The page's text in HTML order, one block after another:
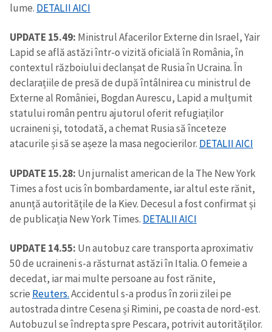
lume. DETALII AICI
UPDATE 15.49: Ministrul Afacerilor Externe din Israel, Yair
Lapid se află astăzi într-o vizită oficială în România, în
contextul războiului declanșat de Rusia în Ucraina. În
declarațiile de presă de după întâlnirea cu ministrul de
Externe al României, Bogdan Aurescu, Lapid a mulțumit
statului român pentru ajutorul oferit refugiaților
ucraineni și, totodată, a chemat Rusia să înceteze
atacurile și să se așeze la masa negocierilor. DETALII AICI
UPDATE 15.28: Un jurnalist american de la The New York
Times a fost ucis în bombardamente, iar altul este rănit,
anunță autoritățile de la Kiev. Decesul a fost confirmat și
de publicația New York Times. DETALII AICI
UPDATE 14.55: Un autobuz care transporta aproximativ
50 de ucraineni s-a răsturnat astăzi în Italia. O femeie a
decedat, iar mai multe persoane au fost rănite,
scrie Reuters.Accidentul s-a produs în zorii zilei pe
autostrada dintre Cesena și Rimini, pe coasta de nord-est.
Autobuzul se îndrepta spre Pescara, potrivit autorităților.